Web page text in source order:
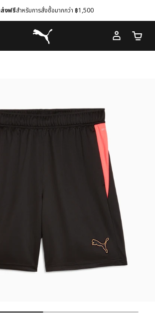
งฟรีสำหรับการสั่งซื้อมากกว่า ฿1,500
Puma โฮม
จำนว